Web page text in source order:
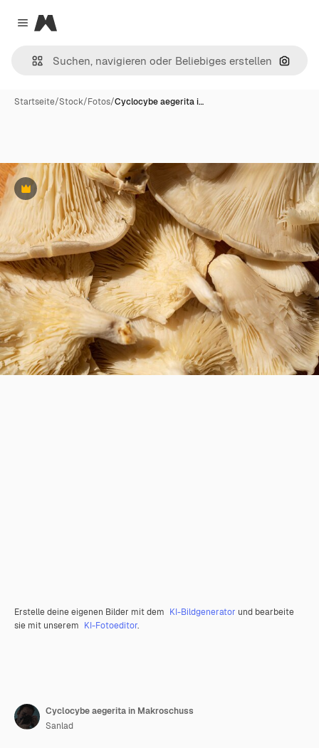
Close menu
Magnific
Nach
Startseite/Stock/Fotos/Cyclocybe aegerita i…
Premium
Erstelle deine eigenen Bilder mit dem KI-Bildgenerator und bearbeite
sie mit unserem KI-Fotoeditor.
Cyclocybe aegerita in Makroschuss
Sanlad